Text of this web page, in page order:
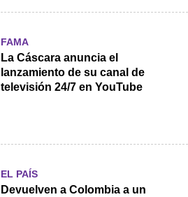
FAMA
La Cáscara anuncia el
lanzamiento de su canal de
televisión 24/7 en YouTube
EL PAÍS
Devuelven a Colombia a un